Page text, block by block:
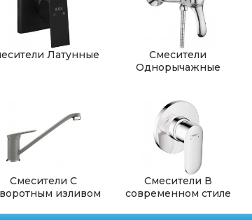
Латунные
Смесители
Однорычажные
Смесители С
изливом
Смесители В
современном стиле